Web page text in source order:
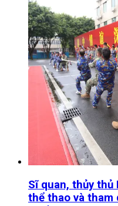
Sĩ quan, thủy thủ
thể thao và tham